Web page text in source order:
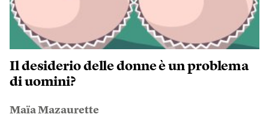
Il desiderio delle donne è un problema
di uomini?
Maïa Mazaurette